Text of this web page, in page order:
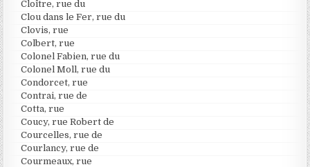
Cloître, rue du
Clou dans le Fer, rue du
Clovis, rue
Colbert, rue
Colonel Fabien, rue du
Colonel Moll, rue du
Condorcet, rue
Contrai, rue de
Cotta, rue
Coucy, rue Robert de
Courcelles, rue de
Courlancy, rue de
Courmeaux, rue